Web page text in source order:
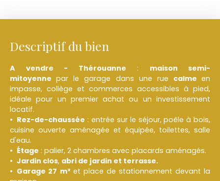
Descriptif du bien
A vendre - Thérouanne : maison semi-
mitoyennepar le garage dans une rue calme en
impasse, collège et commerces accessibles à pied,
idéale pour un premier achat ou un investissement
locatif.
Rez-de-chaussée : entrée sur le séjour, poêle à bois,
cuisine ouverte aménagée et équipée, toilettes, salle
d'eau.
Étage : palier, 2 chambres avec placards aménagés.
Jardin clos, abri de jardin et terrasse.
Garage 27 m²et place de stationnement devant la